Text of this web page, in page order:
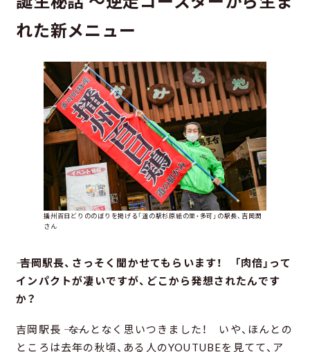
れた新メニュー
播州百日どりののぼりを掲げる「道の駅杉原紙の里・多可」の駅長、吉岡潤
さん
―― 吉岡駅長、さっそく聞かせてもらいます！ 「肉倍」って
インパクトが凄いですが、どこから発想されたんです
か？
吉岡駅長 ―― なんとなく思いつきました！ いや、ほんとの
ところは去年の秋頃、ある人のYOUTUBEを見てて、ア